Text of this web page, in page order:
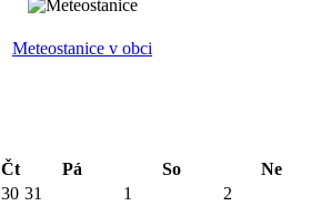
Meteostanice v obci
Čt Pá So
Ne
30 31 1 2